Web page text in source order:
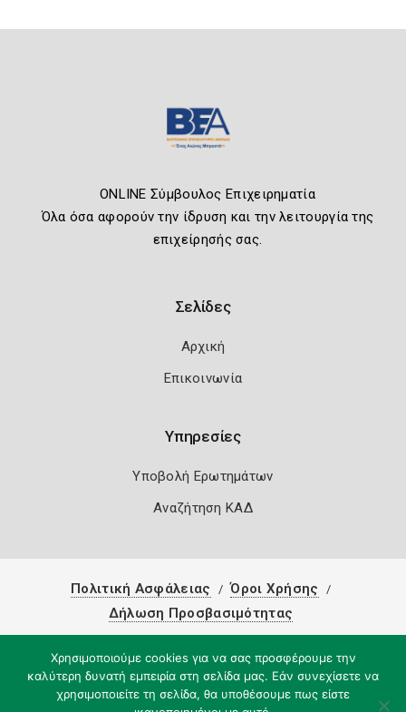
ONLINE Σύμβουλος Επιχειρηματία
Όλα όσα αφορούν την ίδρυση και την λειτουργία της
επιχείρησής σας.
Σελίδες
Αρχική
Επικοινωνία
Υπηρεσίες
Υποβολή Ερωτημάτων
Αναζήτηση ΚΑΔ
Πολιτική Ασφάλειας
Όροι Χρήσης
Δήλωση Προσβασιμότητας
Χρησιμοποιούμε cookies για να σας προσφέρουμε την
καλύτερη δυνατή εμπειρία στη σελίδα μας. Εάν συνεχίσετε να
χρησιμοποιείτε τη σελίδα, θα υποθέσουμε πως είστε